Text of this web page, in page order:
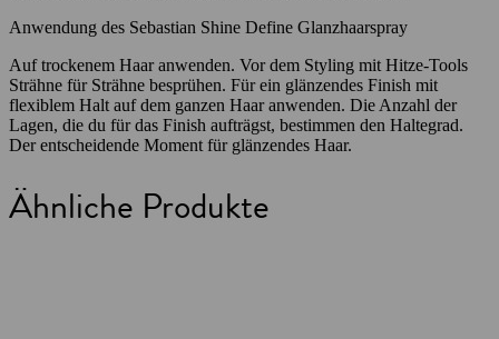
Anwendung des Sebastian Shine Define Glanzhaarspray
Auf trockenem Haar anwenden. Vor dem Styling mit Hitze-Tools
Strähne für Strähne besprühen. Für ein glänzendes Finish mit
flexiblem Halt auf dem ganzen Haar anwenden. Die Anzahl der
Lagen, die du für das Finish aufträgst, bestimmen den Haltegrad.
Der entscheidende Moment für glänzendes Haar.
Ähnliche Produkte